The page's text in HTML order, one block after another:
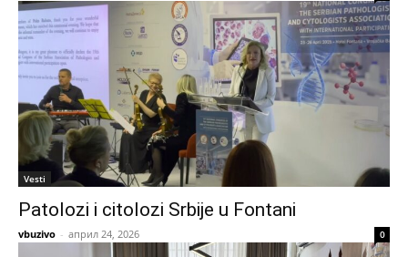
Vesti
Patolozi i citolozi Srbije u Fontani
vbuzivo - април 24, 2026 0